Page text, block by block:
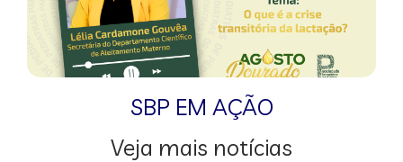
SBP EM AÇÃO
Veja mais notícias